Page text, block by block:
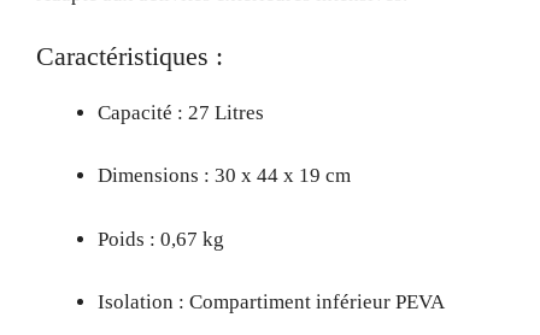
Caractéristiques :
Capacité : 27 Litres
Dimensions : 30 x 44 x 19 cm
Poids : 0,67 kg
Isolation : Compartiment inférieur PEVA